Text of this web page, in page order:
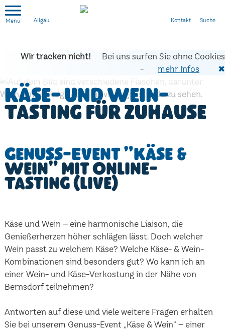
Allgäu
Wir tracken nicht!
Bei uns surfen Sie ohne Cookies
-
mehr Infos ✖
Käse- und Wein-
Tasting für zuhause
Genuss-Event "Käse &
Wein" mit Online-
Tasting (live)
Käse und Wein – eine harmonische Liaison, die
Genießerherzen höher schlägen lässt. Doch welcher
Wein passt zu welchem Käse? Welche Käse- & Wein-
Kombinationen sind besonders gut? Wo kann ich an
einer Wein- und Käse-Verkostung in der Nähe von
Bernsdorf teilnehmen?
Antworten auf diese und viele weitere Fragen erhalten
Sie bei unserem Genuss-Event „Käse & Wein“ – einer